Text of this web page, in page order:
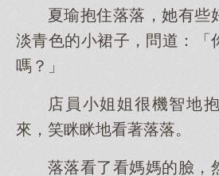
夏瑜抱住落落，她有些
淡青色的小裙子，問道：「
嗎？」
店員小姐姐很機智地
來，笑眯眯地看著落落。
落落看了看媽媽的臉，